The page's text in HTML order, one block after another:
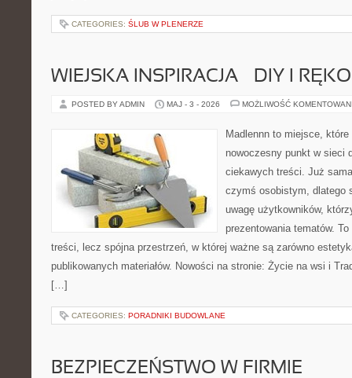
CATEGORIES: ŚLUB W PLENERZE
WIEJSKA INSPIRACJA – DIY I
POSTED BY ADMIN MAJ - 3 - 2026 MOŻLIWOŚĆ
Madlennn to miejsce,
nowoczesny punkt w sieci
ciekawych treści. Już
czymś osobistym, dlatego
uwagę użytkowników,
prezentowania tematów.
treści, lecz spójna przestrzeń, w której ważne są zarówno
publikowanych materiałów. Nowości na stronie: Życie na wsi i
[…]
CATEGORIES: PORADNIKI BUDOWLANE
BEZPIECZEŃSTWO W FIRMIE